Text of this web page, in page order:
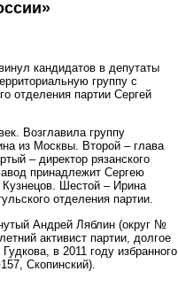
кандидатов в депутаты
группу с
отделения партии Сергей
Возглавила группу
из Москвы. Второй – глава
– директор рязанского
принадлежит Сергею
Кузнецов. Шестой – Ирина
отделения партии.
Андрей Ляблин (округ №
активист партии, долгое
в 2011 году избранного
Скопинский).